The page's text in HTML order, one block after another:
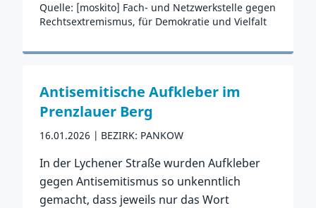
Quelle: [moskito] Fach- und Netzwerkstelle gegen
Rechtsextremismus, für Demokratie und Vielfalt
Zum Vorfall
Antisemitische Aufkleber im
Prenzlauer Berg
16.01.2026 BEZIRK: PANKOW
In der Lychener Straße wurden Aufkleber
gegen Antisemitismus so unkenntlich
gemacht, dass jeweils nur das Wort